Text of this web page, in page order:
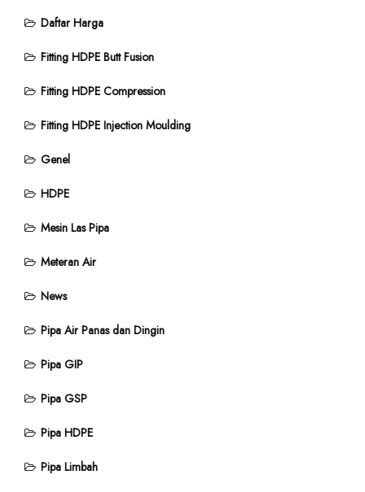
Daftar Harga
Fitting HDPE Butt Fusion
Fitting HDPE Compression
Fitting HDPE Injection Moulding
Genel
HDPE
Mesin Las Pipa
Meteran Air
News
Pipa Air Panas dan Dingin
Pipa GIP
Pipa GSP
Pipa HDPE
Pipa Limbah